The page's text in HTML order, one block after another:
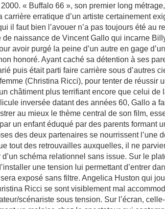
« Buffalo 66 », son premier long
carrière erratique d’un artiste certainement
il faut bien l’avouer n’a pas toujours été au
de naissance de Vincent Gallo qui incarne
avoir purgé la peine d’un autre en gage
honoré. Ayant caché sa détention à ses
puis était parti faire carrière sous d’autres
(Christina Ricci), pour tenter de réussir
châtiment plus terrifiant encore que celui de
inversée datant des années 60, Gallo a
au mieux le thème central de son film,
un enfant éduqué par des parents formant
des deux partenaires se nourrissent l’une
tout des retrouvailles auxquelles, il ne
schéma relationnel sans issue. Sur le
une tension lui permettant d’entrer
exposé sans filtre. Angelica Huston qui
Ricci se sont visiblement mal
scénariste sous tension. Sur l’écran,